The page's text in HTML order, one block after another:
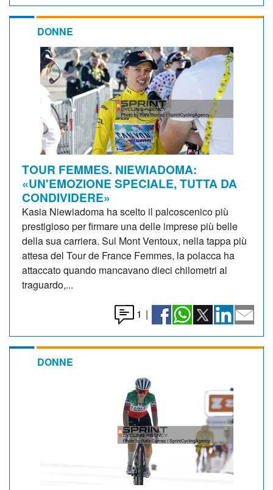
DONNE
TOUR FEMMES. NIEWIADOMA:
«UN'EMOZIONE SPECIALE, TUTTA DA
CONDIVIDERE»
Kasia Niewiadoma ha scelto il palcoscenico più
prestigioso per firmare una delle imprese più belle
della sua carriera. Sul Mont Ventoux, nella tappa più
attesa del Tour de France Femmes, la polacca ha
attaccato quando mancavano dieci chilometri al
traguardo,...
1 |
DONNE